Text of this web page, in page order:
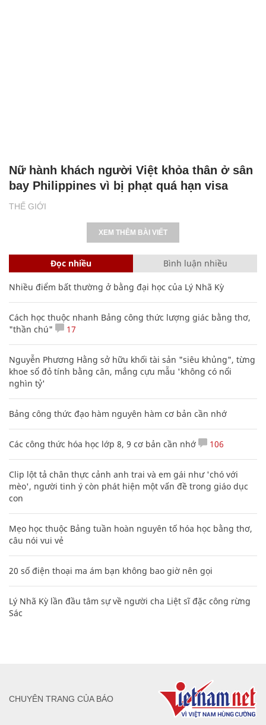
THẾ GIỚI
Nữ hành khách người Việt khỏa thân ở sân
bay Philippines vì bị phạt quá hạn visa
XEM THÊM BÀI VIẾT
Đọc nhiều Bình luận nhiều
Nhiều điểm bất thường ở bằng đại học của Lý Nhã Kỳ
Cách học thuộc nhanh Bảng công thức lượng giác bằng thơ,
"thần chú"
17
Nguyễn Phương Hằng sở hữu khối tài sản "siêu khủng", từng
khoe sổ đỏ tính bằng cân, mắng cựu mẫu 'không có nổi
nghìn tỷ'
Bảng công thức đạo hàm nguyên hàm cơ bản cần nhớ
Các công thức hóa học lớp 8, 9 cơ bản cần nhớ 106
Clip lột tả chân thực cảnh anh trai và em gái như 'chó với
mèo', người tinh ý còn phát hiện một vấn đề trong giáo dục
con
Mẹo học thuộc Bảng tuần hoàn nguyên tố hóa học bằng thơ,
câu nói vui vẻ
20 số điện thoại ma ám bạn không bao giờ nên gọi
Lý Nhã Kỳ lần đầu tâm sự về người cha Liệt sĩ đặc công rừng
Sác
CHUYÊN TRANG CỦA BÁO